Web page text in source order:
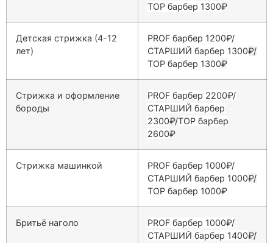
ТОP барбер 1300₽
Детская стрижка (4-12
лет)
PROF барбер 1200₽/
СТАРШИЙ барбер 1300₽/
ТОP барбер 1300₽
Стрижка и оформление
бороды
PROF барбер 2200₽/
СТАРШИЙ барбер
2300₽/ТОP барбер
2600₽
Стрижка машинкой
PROF барбер 1000₽/
СТАРШИЙ барбер 1000₽/
ТОP барбер 1000₽
Бритьё наголо
PROF барбер 1000₽/
СТАРШИЙ барбер 1400₽/